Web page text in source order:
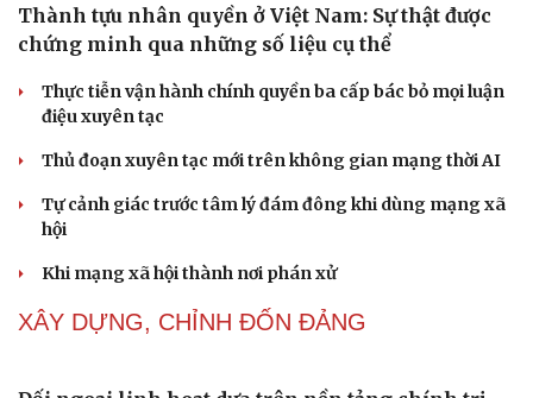
NHẬN DIỆN SỰ THẬT
Thành tựu nhân quyền ở Việt Nam: Sự thật được
điệu xuyên tạc
hội